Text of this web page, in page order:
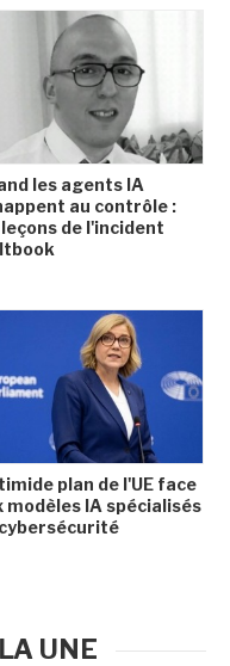
les agents IA
au contrôle :
de l'incident
plan de l'UE face
modèles IA spécialisés
UNE